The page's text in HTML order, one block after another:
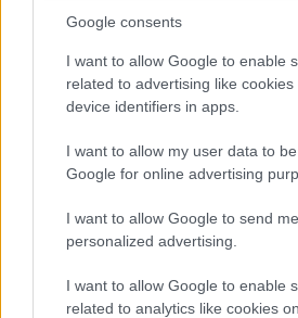
Google consents
I want to allow Google to enable
related to advertising like
device identifiers in apps.
I want to allow my user data to
Google for online advertising
I want to allow Google to send me
personalized advertising.
I want to allow Google to enable
related to analytics like cookies